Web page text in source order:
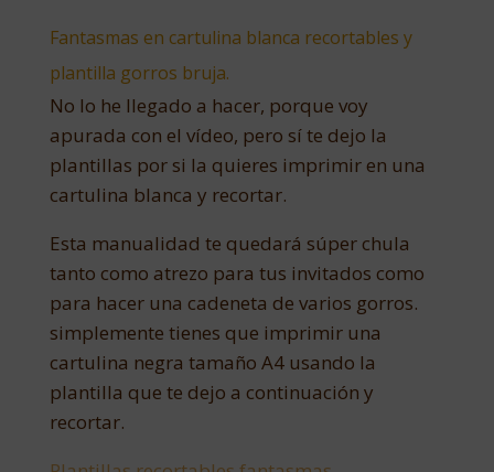
Fantasmas en cartulina blanca recortables y
plantilla gorros bruja.
No lo he llegado a hacer, porque voy
apurada con el vídeo, pero sí te dejo la
plantillas por si la quieres imprimir en una
cartulina blanca y recortar.
Esta manualidad te quedará súper chula
tanto como atrezo para tus invitados como
para hacer una cadeneta de varios gorros.
simplemente tienes que imprimir una
cartulina negra tamaño A4 usando la
plantilla que te dejo a continuación y
recortar.